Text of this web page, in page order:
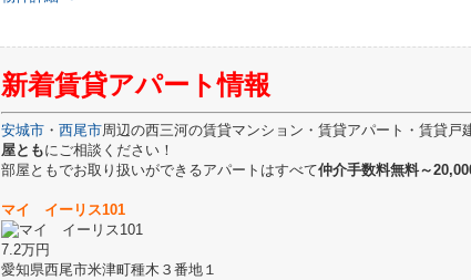
新着賃貸アパート情報
安城市 ・ 西尾市周辺の西三河の賃貸マンション・賃貸アパート・賃貸戸
屋ともにご相談ください！
部屋ともでお取り扱いができるアパートはすべて仲介手数料無料～
マイ イーリス101
7.2万円
愛知県西尾市米津町種木３番地１